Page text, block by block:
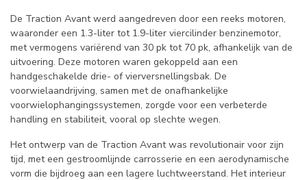
De Traction Avant werd aangedreven door een reeks motoren,
waaronder een 1.3-liter tot 1.9-liter viercilinder benzinemotor,
met vermogens variërend van 30 pk tot 70 pk, afhankelijk van de
uitvoering. Deze motoren waren gekoppeld aan een
handgeschakelde drie- of vierversnellingsbak. De
voorwielaandrijving, samen met de onafhankelijke
voorwielophangingssystemen, zorgde voor een verbeterde
handling en stabiliteit, vooral op slechte wegen.
Het ontwerp van de Traction Avant was revolutionair voor zijn
tijd, met een gestroomlijnde carrosserie en een aerodynamische
vorm die bijdroeg aan een lagere luchtweerstand. Het interieur